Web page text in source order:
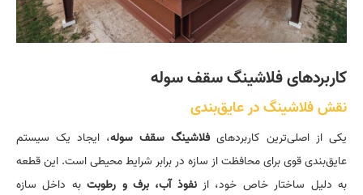
کاربردهای فلاشینگ سقف سوله
نقش فلاشینگ در عایق‌بندی
یکی از اصلی‌ترین کاربردهایفلاشینگ سقف سوله، ایجاد یک سیستم
عایق‌بندی قوی برای محافظت از سازه در برابر شرایط محیطی است. این قطعه
به دلیل ساختار خاص خود، ازنفوذ آب، برف و رطوبتبه داخل سازه